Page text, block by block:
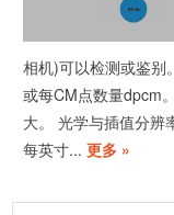
相机)可以检测或鉴别
或每CM点数量dpcm
大。 光学与插值分辨
每英寸...更多 »